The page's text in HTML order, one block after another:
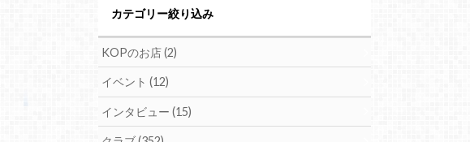
カテゴリー絞り込み
KOPのお店(2)
イベント(12)
インタビュー(15)